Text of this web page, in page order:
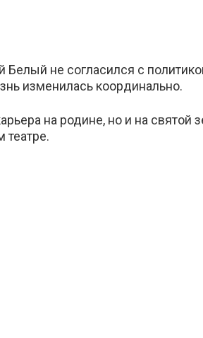
Белый не согласился с
изменилась координально.
на родине, но и на святой
театре.